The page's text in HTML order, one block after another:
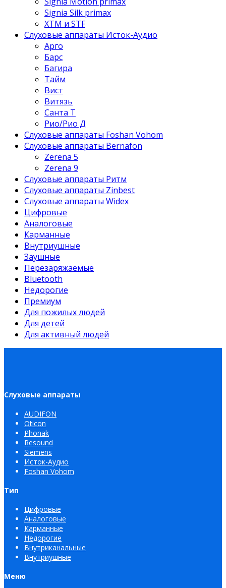
Signia Silk primax
XTM и STF
Слуховые аппараты Исток-Аудио
Арго
Барс
Багира
Тайм
Вист
Витязь
Санта Т
Рио/Рио Д
Слуховые аппараты Foshan Vohom
Слуховые аппараты Bernafon
Zerena 5
Zerena 9
Слуховые аппараты Ритм
Слуховые аппараты Zinbest
Слуховые аппараты Widex
Цифровые
Аналоговые
Карманные
Внутриушные
Заушные
Перезаряжаемые
Bluetooth
Недорогие
Премиум
Для пожилых людей
Для детей
Для активный людей
Слуховые аппараты
AUDIFON
Oticon
Phonak
Resound
Siemens
Исток-Аудио
Foshan Vohom
Тип
Цифровые
Аналоговые
Карманные
Недорогие
Внутриканальные
Внутриушные
Меню